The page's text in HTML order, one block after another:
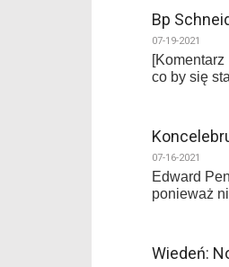
Bp
07-19-2021
co by się
07-16-2021
Edward
ponieważ
Wiedeń: